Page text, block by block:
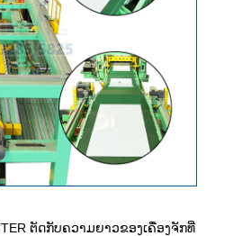
ຕັດກັບຄວາມຍາວຂອງເຄື່ອງຈັກທີ່